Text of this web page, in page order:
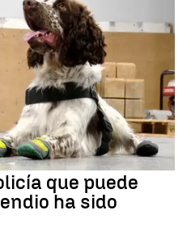
que puede
ha sido